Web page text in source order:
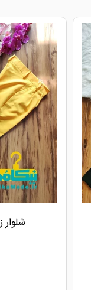
شلوار